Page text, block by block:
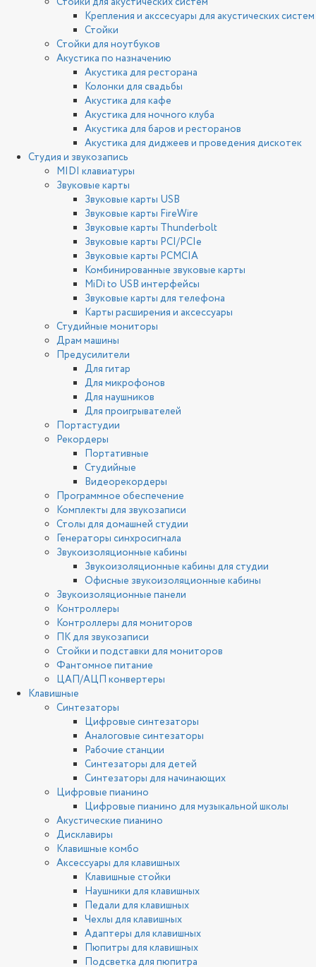
Крепления и акссесуары для акустических систем
Стойки
Стойки для ноутбуков
Акустика по назначению
Акустика для ресторана
Колонки для свадьбы
Акустика для кафе
Акустика для ночного клуба
Акустика для баров и ресторанов
Акустика для диджеев и проведения дискотек
Студия и звукозапись
MIDI клавиатуры
Звуковые карты
Звуковые карты USB
Звуковые карты FireWire
Звуковые карты Thunderbolt
Звуковые карты PCI/PCIe
Звуковые карты PCMCIA
Комбинированные звуковые карты
MiDi to USB интерфейсы
Звуковые карты для телефона
Карты расширения и аксессуары
Студийные мониторы
Драм машины
Предусилители
Для гитар
Для микрофонов
Для наушников
Для проигрывателей
Портастудии
Рекордеры
Портативные
Студийные
Видеорекордеры
Программное обеспечение
Комплекты для звукозаписи
Столы для домашней студии
Генераторы синхросигнала
Звукоизоляционные кабины
Звукоизоляционные кабины для студии
Офисные звукоизоляционные кабины
Звукоизоляционные панели
Контроллеры
Контроллеры для мониторов
ПК для звукозаписи
Стойки и подставки для мониторов
Фантомное питание
ЦАП/АЦП конвертеры
Клавишные
Синтезаторы
Цифровые синтезаторы
Аналоговые синтезаторы
Рабочие станции
Синтезаторы для детей
Синтезаторы для начинающих
Цифровые пианино
Цифровые пианино для музыкальной школы
Акустические пианино
Дисклавиры
Клавишные комбо
Аксессуары для клавишных
Клавишные стойки
Наушники для клавишных
Педали для клавишных
Чехлы для клавишных
Адаптеры для клавишных
Пюпитры для клавишных
Подсветка для пюпитра